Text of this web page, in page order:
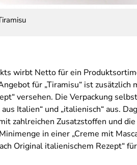
wirbt Netto für ein
für „Tiramisu“ ist zusätzlich
versehen. Die Verpackung
Italien“ und „italienisch“ aus.
zahlreichen Zusatzstoffen und
in einer „Creme mit
Original italienischem Rezept“